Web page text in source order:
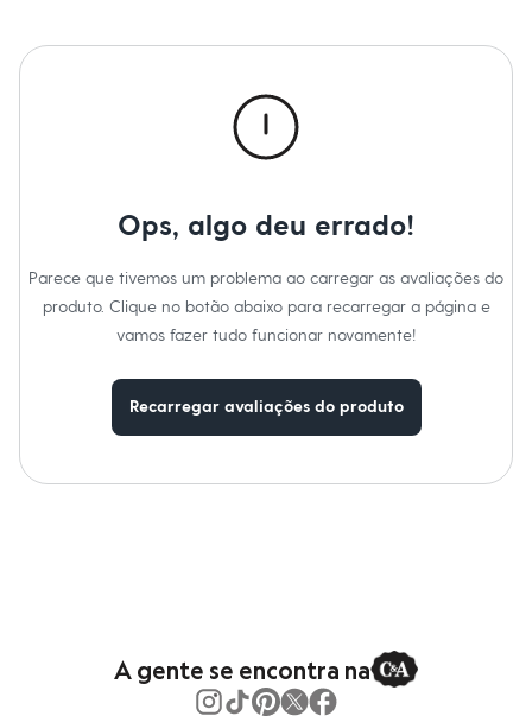
Sutiãs e Tops
Moda praia
Casacos e Jaquetas
Moda esportiva
Shorts e Saias
Dia dos Pais
Roupas
Bermudas
Chapéus e Bonés
Informacoes gerais:
Não alvejar.
Secar em secadora.
Não passar.
Não lavar a seco.
Limpar a úmido.
Ops, algo deu errado!
Parece que tivemos um problema ao carregar as avaliações do
produto. Clique no botão abaixo para recarregar a página e
vamos fazer tudo funcionar novamente!
Recarregar avaliações do produto
A gente se encontra na